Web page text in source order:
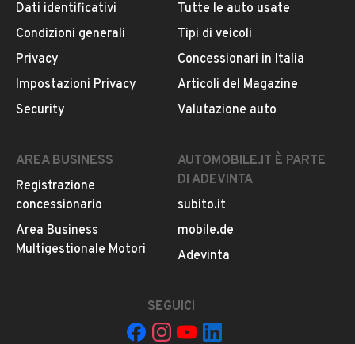
DESCRIZIONE
AUTO IN PERFETTE CONDIZIONI, SEMPRE TAGLIANDATA
INFORMAZIONI VEICOLO
DATI BASE
Tipologia
USATO
Dati identificativi
Condizioni generali
Privacy
Impostazioni Privacy
Security
Tutte le auto usate
Tipi di veicoli
Concessionari in Italia
Articoli del Magazine
Valutazione auto
AREA BUSINESS
Registrazione
concessionario
Area Business
Multigestionale Motori
AUTOMOBILE.IT È PARTE
DI ADEVINTA
subito.it
mobile.de
Adevinta
SEGUICI